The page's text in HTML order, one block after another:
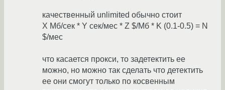
качественный unlimited обычно стоит
X Мб/сек * Y сек/мес * Z $/Мб * K (0.1-0.5) = N
$/мес
что касается прокси, то задетектить ее
можно, но можно так сделать что детектить
ее они смогут только по косвенным